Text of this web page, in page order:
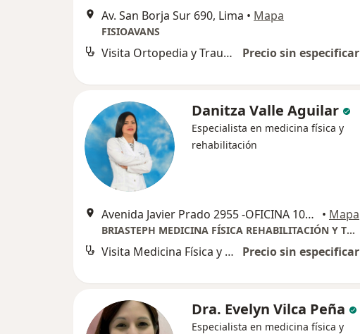
Av. San Borja Sur 690, Lima • Mapa
FISIOAVANS
Visita Ortopedia y Traumatología Precio sin especificar
Danitza Valle Aguilar
Especialista en medicina física y
rehabilitación
Avenida Javier Prado 2955 -OFICINA 102, San Borja • Mapa
BRIASTEPH MEDICINA FÍSICA REHABILITACIÓN Y TRAUMATOLOGIA
Visita Medicina Física y Rehabilitación Precio sin especificar
Dra. Evelyn Vilca Peña
Especialista en medicina física y